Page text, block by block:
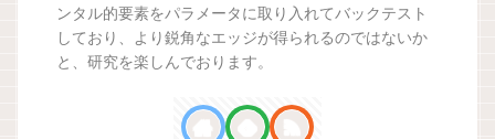
ンタル的要素をパラメータに取り入れてバックテスト
しており、より鋭角なエッジが得られるのではないか
と、研究を楽しんでおります。